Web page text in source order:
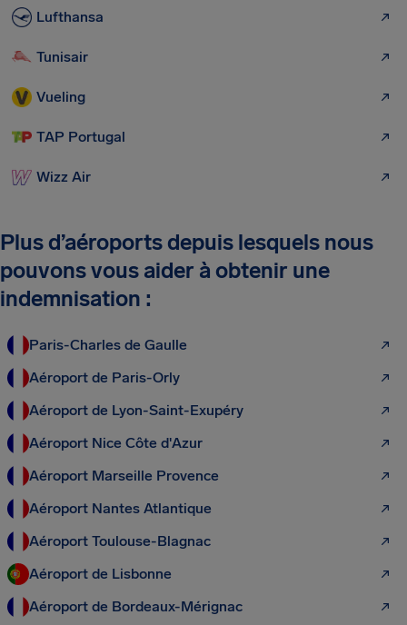
Lufthansa
Tunisair
Vueling
TAP Portugal
Wizz Air
Plus d’aéroports depuis lesquels nous
pouvons vous aider à obtenir une
indemnisation :
Paris-Charles de Gaulle
Aéroport de Paris-Orly
Aéroport de Lyon-Saint-Exupéry
Aéroport Nice Côte d'Azur
Aéroport Marseille Provence
Aéroport Nantes Atlantique
Aéroport Toulouse-Blagnac
Aéroport de Lisbonne
Aéroport de Bordeaux-Mérignac